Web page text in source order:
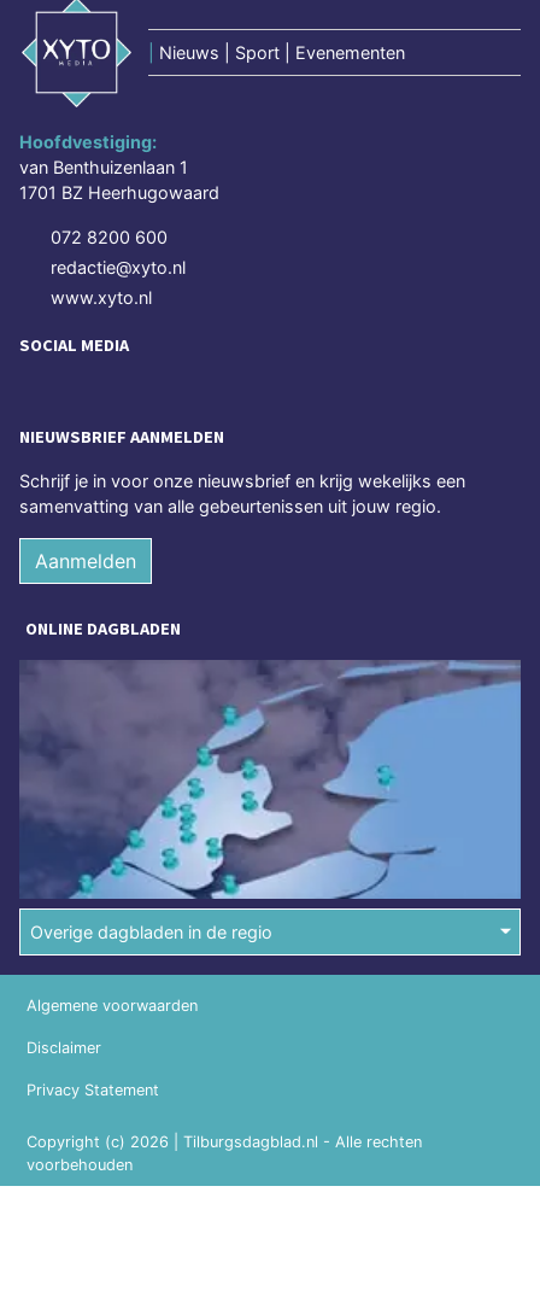
Nieuws | Sport | Evenementen
Hoofdvestiging:
van Benthuizenlaan 1
1701 BZ Heerhugowaard
072 8200 600
redactie@xyto.nl
www.xyto.nl
SOCIAL MEDIA
NIEUWSBRIEF AANMELDEN
Schrijf je in voor onze nieuwsbrief en krijg wekelijks een
samenvatting van alle gebeurtenissen uit jouw regio.
Aanmelden
ONLINE DAGBLADEN
Overige dagbladen in de regio
Copyright (c) 2026 | Tilburgsdagblad.nl - Alle rechten
voorbehouden
Algemene voorwaarden
Disclaimer
Privacy Statement